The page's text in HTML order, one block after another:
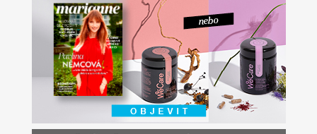
Apetit Marianne Bydlení